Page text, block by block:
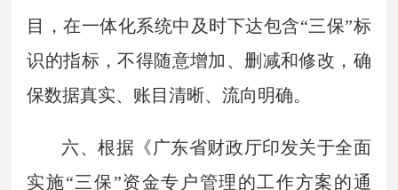
目，在一体化系统中及时下达包含“三保”标
识的指标，不得随意增加、删减和修改，确
保数据真实、账目清晰、流向明确。
六、根据《广东省财政厅印发关于全面
实施“三保”资金专户管理的工作方案的通